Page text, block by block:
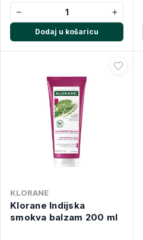
− +
Dodaj u košaricu
KLORANE
Klorane Indijska
smokva balzam 200 ml